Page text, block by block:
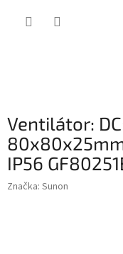
Ventilátor:
IP56
Značka: Sunon